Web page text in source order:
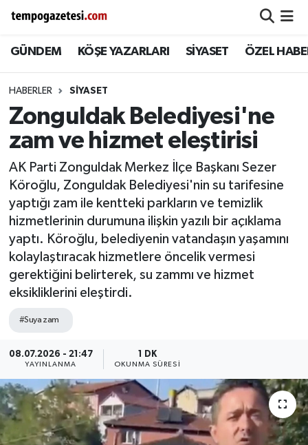
GÜNDEM KÖŞE YAZARLARI SİYASET ÖZEL
HABERLER SIYASET
Zonguldak Belediyesi'ne
zam ve hizmet eleştirisi
AK Parti Zonguldak Merkez İlçe Başkanı Sezer
Köroğlu, Zonguldak Belediyesi'nin su tarifesine
yaptığı zam ile kentteki parkların ve temizlik
hizmetlerinin durumuna ilişkin yazılı bir açıklama
yaptı. Köroğlu, belediyenin vatandaşın yaşamını
kolaylaştıracak hizmetlere öncelik vermesi
gerektiğini belirterek, su zammı ve hizmet
eksikliklerini eleştirdi.
#Suya zam
08.07.2026 - 21:47
YAYINLANMA
1 DK
OKUNMA SÜRESI
Alaplı
Çaycuma
Devrek
Gökçebey
GÜNDEM
Kilimli
Kozlu
SPOR
YAŞAM
Zonguldak
Zonguldak Nöbetçi Eczaneler
Zonguldak Hava Durumu
Zonguldak Namaz Vakitleri
Zonguldak Trafik Yoğunluk Haritası
Süper Lig Puan Durumu ve Fikstür
Tüm Manşetler
Son Dakika Haberleri
Haber Arşivi